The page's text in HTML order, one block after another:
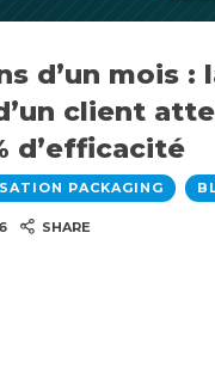
d’un mois :
client
d’efficacité
PACKAGING
SHARE